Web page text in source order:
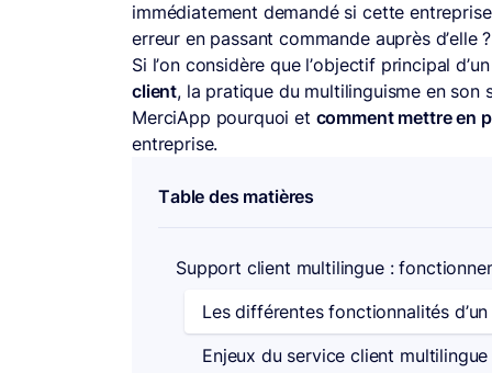
immédiatement demandé si cette
erreur en passant commande auprès d’elle ?
Si l’on considère que l’objectif principal
client, la pratique du multilinguisme en son
MerciApp pourquoi et comment mettre en
entreprise.
Table des matières
Support client multilingue :
Les différentes fonctionnalités
Enjeux du service client multilingue